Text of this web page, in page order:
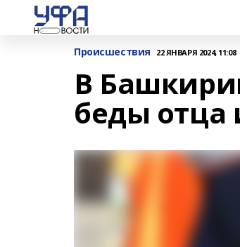
Происшествия 22 ЯНВАРЯ 2024, 11:08
В
беды отца